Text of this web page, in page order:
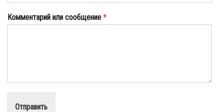
Комментарий или сообщение *
Отправить